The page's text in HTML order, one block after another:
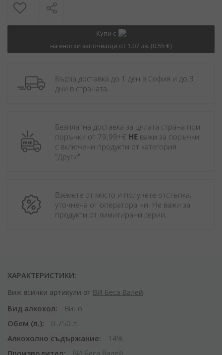
Купи с
на вноски започващи от 1.07 лв. (0.55 €)
Бърза доставка до 1 ден в София и до 3
дни в страната.
Безплатна доставка за цялата страна при
поръчки от 79.99+€ НЕ важи за поръчки
с включени продукти от категория
"Други".
Вземете от място и получете отстъпка,
уточнена от оператора ни. Не важи за
продукти от лимитирани серии.
ХАРАКТЕРИСТИКИ:
Виж всички артикули от ВИ Беса Валей
Вид алкохол
Вино
Обем (л.)
0.750 л.
Алкохолно съдържание
14%
Производител
ВИ Беса Валей